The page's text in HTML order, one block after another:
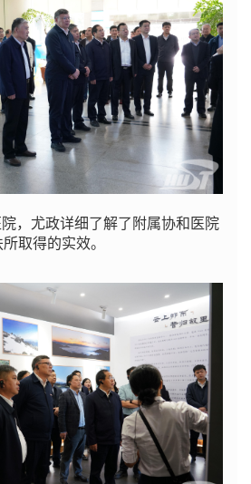
，尤政详细了解了附属协和医院
取得的实效。